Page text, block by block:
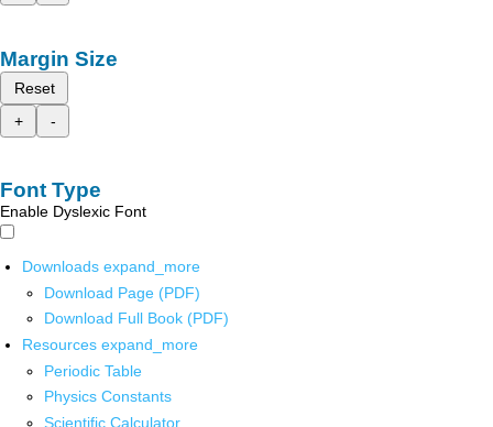
Margin Size
Reset
+
-
Font Type
Enable Dyslexic Font
Downloads expand_more
Download Page (PDF)
Download Full Book (PDF)
Resources expand_more
Periodic Table
Physics Constants
Scientific Calculator